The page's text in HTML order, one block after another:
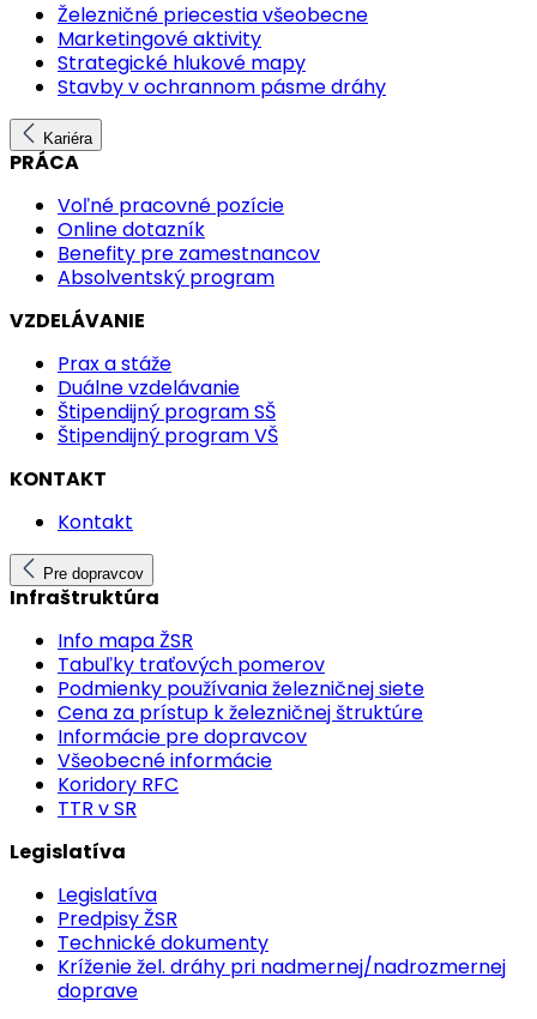
Železničné priecestia všeobecne
Marketingové aktivity
Strategické hlukové mapy
Stavby v ochrannom pásme dráhy
Kariéra
PRÁCA
Voľné pracovné pozície
Online dotazník
Benefity pre zamestnancov
Absolventský program
VZDELÁVANIE
Prax a stáže
Duálne vzdelávanie
Štipendijný program SŠ
Štipendijný program VŠ
KONTAKT
Kontakt
Pre dopravcov
Infraštruktúra
Info mapa ŽSR
Tabuľky traťových pomerov
Podmienky používania železničnej siete
Cena za prístup k železničnej štruktúre
Informácie pre dopravcov
Všeobecné informácie
Koridory RFC
TTR v SR
Legislatíva
Legislatíva
Predpisy ŽSR
Technické dokumenty
Kríženie žel. dráhy pri nadmernej/nadrozmernej
doprave